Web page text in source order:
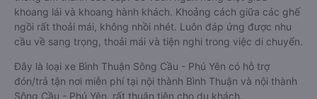
hành trình xa, mà còn mát mẻ và không hề bị hầm bí như các
ghế bọc da bình thường. Kèm theo các ghế có nhiều tiện nghi
hiện đại như ti-vi, tủ lạnh mini, ổ cắm usb, đèn đọc sách, hệ
thống âm thanh cao cấp. Có vách ngăn riêng biệt giữa
khoang lái và khoang hành khách. Khoảng cách giữa các ghế
ngồi rất thoải mái, không nhồi nhét. Luôn đáp ứng được nhu
cầu về sang trọng, thoải mái và tiện nghi trong việc di chuyển.